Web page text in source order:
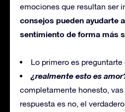
emociones que resultan ser
consejos pueden ayudarte
sentimiento de forma más
Lo primero es
¿realmente esto es
completamente honesto,
respuesta es no, el